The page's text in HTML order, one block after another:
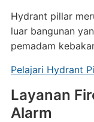
Hydrant pillar
luar bangunan
pemadam
Pelajari Hydrant
Layanan
Alarm